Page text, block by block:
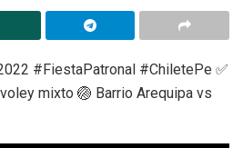
#FiestaPatronal #ChiletePe ✅
mixto 🏐 Barrio Arequipa vs